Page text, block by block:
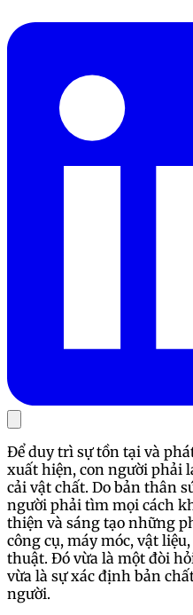
Để duy trì sự tồn tại và
xuất hiện, con người phải
cải vật chất. Do bản thân
người phải tìm mọi cách
thiện và sáng tạo những
công cụ, máy móc, vật
thuật. Đó vừa là một đòi
vừa là sự xác định bản
người.